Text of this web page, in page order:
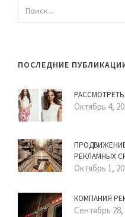
ПОСЛЕДНИЕ
Октябрь 4,
РЕКЛАМНЫХ
Октябрь 1,
КОМПАНИЯ
Сентябрь 28,